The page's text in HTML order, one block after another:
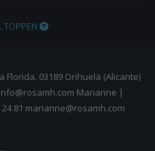
TOPPEN
Florida. 03189 Orihuela (Alicante)
Marianne |
81 marianne@rosamh.com